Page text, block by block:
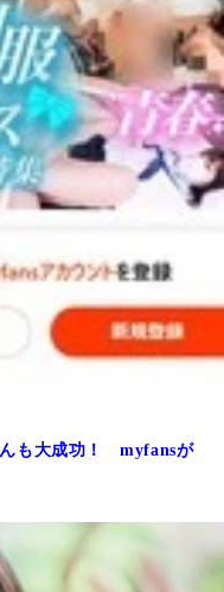
んも大成功！ myfansが